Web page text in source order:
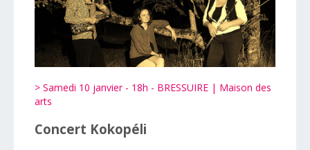
> Samedi 10 janvier - 18h - BRESSUIRE | Maison des
arts
Concert Kokopéli